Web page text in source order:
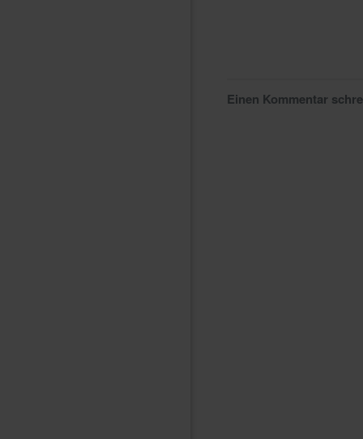
Einen Kommentar